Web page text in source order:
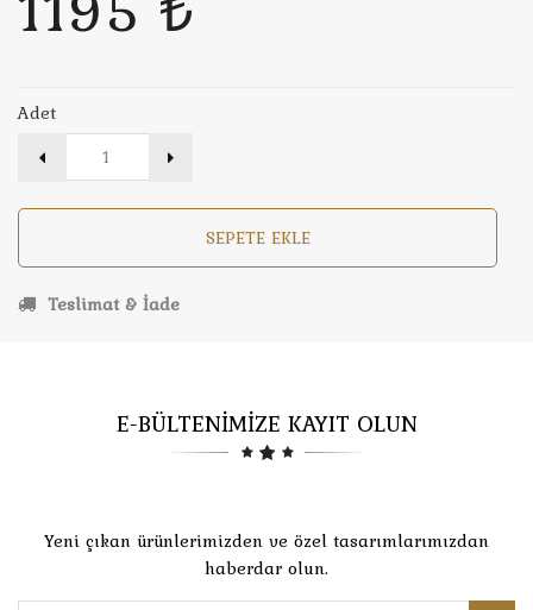
Adet
SEPETE EKLE
Teslimat & İade
E-BÜLTENİMİZE KAYIT OLUN
Yeni çıkan ürünlerimizden ve özel tasarımlarımızdan
haberdar olun.